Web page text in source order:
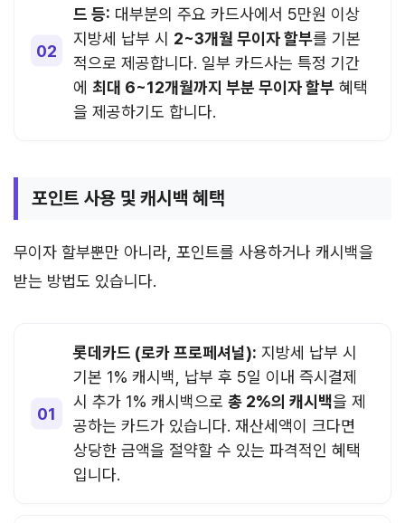
드 등: 대부분의 주요 카드사에서 5만원 이상
지방세 납부 시 2~3개월 무이자 할부를 기본
적으로 제공합니다. 일부 카드사는 특정 기간
에 최대 6~12개월까지 부분 무이자 할부 혜택
을 제공하기도 합니다.
포인트 사용 및 캐시백 혜택
무이자 할부뿐만 아니라, 포인트를 사용하거나 캐시백을
받는 방법도 있습니다.
롯데카드 (로카 프로페셔널): 지방세 납부 시
기본 1% 캐시백, 납부 후 5일 이내 즉시결제
시 추가 1% 캐시백으로 총 2%의 캐시백을 제
공하는 카드가 있습니다. 재산세액이 크다면
상당한 금액을 절약할 수 있는 파격적인 혜택
입니다.